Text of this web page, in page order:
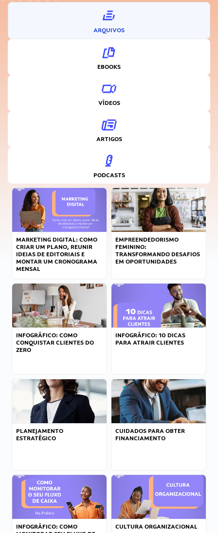
ARQUIVOS
EBOOKS
VÍDEOS
ARTIGOS
PODCASTS
MARKETING DIGITAL: COMO
CRIAR UM PLANO, REUNIR
IDEIAS DE EDITORIAIS E
MONTAR UM CRONOGRAMA
MENSAL
EMPREENDEDORISMO
FEMININO:
TRANSFORMANDO DESAFIOS
EM OPORTUNIDADES
INFOGRÁFICO: COMO
CONQUISTAR CLIENTES DO
ZERO
INFOGRÁFICO: 10 DICAS
PARA ATRAIR CLIENTES
PLANEJAMENTO
ESTRATÉGICO
CUIDADOS PARA OBTER
FINANCIAMENTO
INFOGRÁFICO: COMO
CULTURA ORGANIZACIONAL